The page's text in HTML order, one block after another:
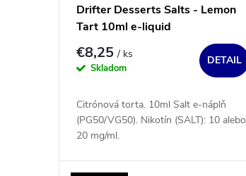
Drifter Desserts Salts - Lemon
Tart 10ml e-liquid
€8,25/ ks
Skladom
DETAIL
Citrónová torta. 10ml Salt e-náplň
(PG50/VG50). Nikotín (SALT): 10 alebo
20 mg/ml.